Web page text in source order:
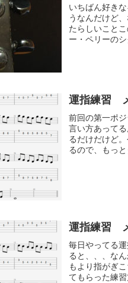
いちばん好き
うなんだけど
たらしいこと
ー・ペリーの
運指練習
前回の第一ポ
言い方あって
るだけだけど
るので、もっ
運指練習
毎日やってる
ると、、、な
もより指がぎ
てもらった練